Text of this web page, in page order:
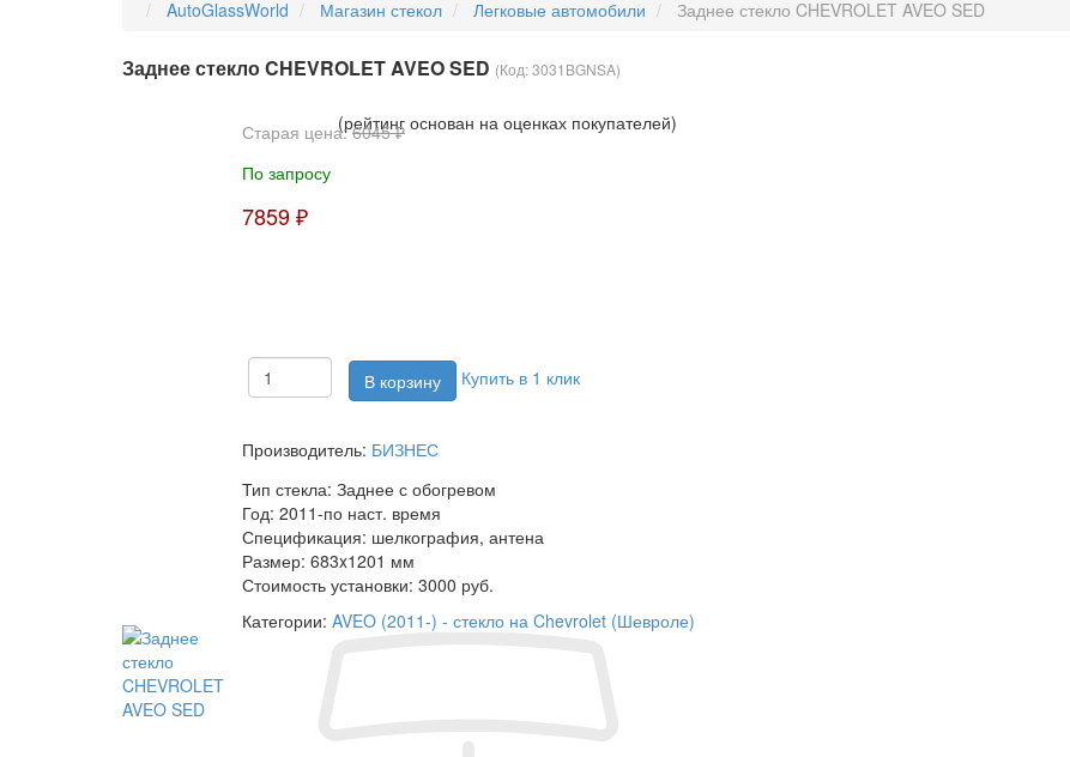
AutoGlassWorld Магазин стекол Легковые автомобили Заднее стекло CHEVROLET AVEO SED
Заднее стекло CHEVROLET AVEO SED (Код:3031BGNSA)
(рейтинг основан на оценках покупателей)
Старая цена:6045 ₽
По запросу
7859 ₽
Купить в 1 клик
Производитель: БИЗНЕС
Тип стекла: Заднее с обогревом
Год: 2011-по наст. время
Спецификация: шелкография, антена
Размер: 683x1201 мм
Стоимость установки: 3000 руб.
Категории: AVEO (2011-) - стекло на Chevrolet (Шевроле)